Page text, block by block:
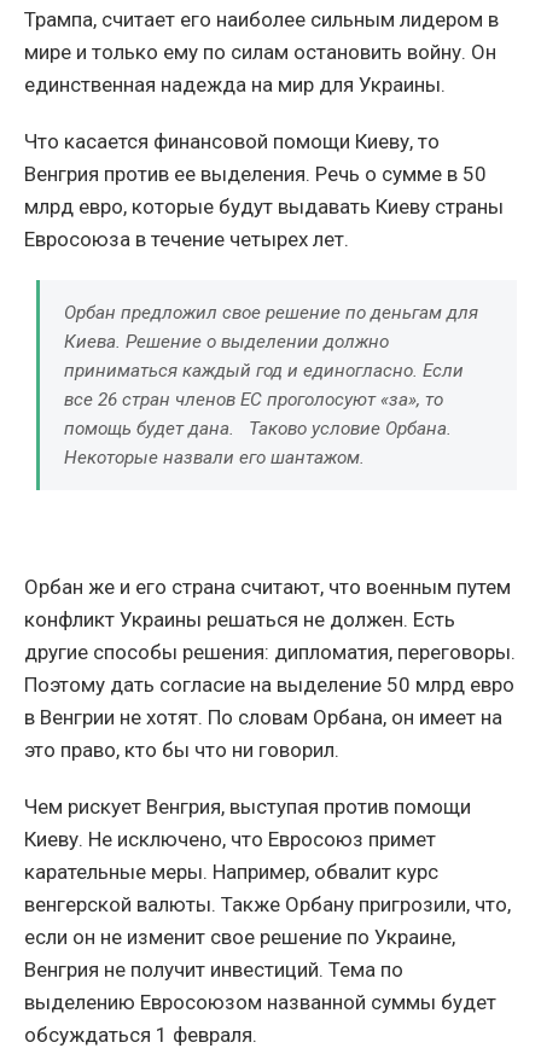
Трампа, считает его наиболее сильным лидером в
мире и только ему по силам остановить войну. Он
единственная надежда на мир для Украины.
Что касается финансовой помощи Киеву, то
Венгрия против ее выделения. Речь о сумме в 50
млрд евро, которые будут выдавать Киеву страны
Евросоюза в течение четырех лет.
Орбан предложил свое решение по деньгам для
Киева. Решение о выделении должно
приниматься каждый год и единогласно. Если
все 26 стран членов ЕС проголосуют «за», то
помощь будет дана. Таково условие Орбана.
Некоторые назвали его шантажом.
Орбан же и его страна считают, что военным путем
конфликт Украины решаться не должен. Есть
другие способы решения: дипломатия, переговоры.
Поэтому дать согласие на выделение 50 млрд евро
в Венгрии не хотят. По словам Орбана, он имеет на
это право, кто бы что ни говорил.
Чем рискует Венгрия, выступая против помощи
Киеву. Не исключено, что Евросоюз примет
карательные меры. Например, обвалит курс
венгерской валюты. Также Орбану пригрозили, что,
если он не изменит свое решение по Украине,
Венгрия не получит инвестиций. Тема по
выделению Евросоюзом названной суммы будет
обсуждаться 1 февраля.